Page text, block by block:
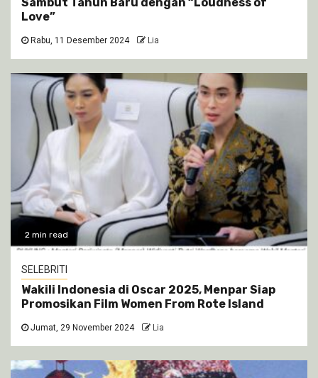
Love”
Rabu, 11 Desember 2024 Lia
2 min read
SELEBRITI
Wakili Indonesia di Oscar 2025, Menpar Siap
Promosikan Film Women From Rote Island
Jumat, 29 November 2024 Lia